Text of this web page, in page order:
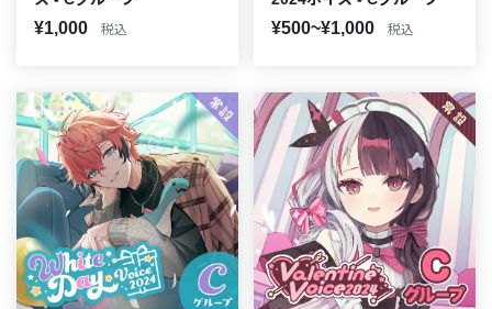
¥1,000 税込 ¥500~¥1,000 税込